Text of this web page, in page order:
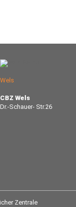
Wels
CBZ Wels
Dr.-Schauer- Str.26
Zentrale